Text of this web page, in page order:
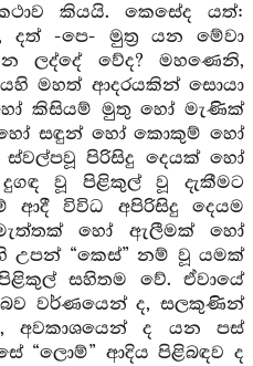
කියයි. කෙසේද යත්:
-පෙ- මුත්‍ර යන මේවා
ලද්දේ වේද? මහණෙනි,
මහත් ආදරයකින් සොයා
කිසියම් මුතු හෝ මැණික්
සඳුන් හෝ කොකුම් හෝ
පිරිසිදු දෙයක් හෝ
වූ පිළිකුල් වූ දැකීමට
ආදී විවිධ අපිරිසිදු දෙයම
හෝ ඇලීමක් හෝ
උපන් “කෙස්” නම් වූ යමක්
සහිතම වේ. ඒවායේ
බව වර්ණයෙන් ද, සලකුණින්
අවකාශයෙන් ද යන පස්
“ලොම්” ආදිය පිළිබඳව ද